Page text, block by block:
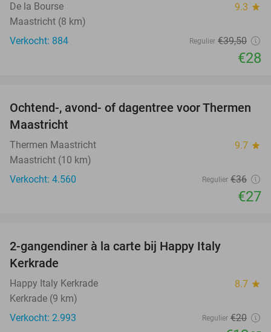
De la Bourse 9.3 star
Maastricht (8 km)
Verkocht: 884
Regulier €39,50
€28
25%
Ochtend-, avond- of dagentree voor Thermen
Maastricht
Thermen Maastricht 9.7 star
Maastricht (10 km)
Verkocht: 4.560
Regulier €36
€27
2-gangendiner à la carte bij Happy Italy
Kerkrade
Happy Italy Kerkrade 8.7 star
Kerkrade (9 km)
Verkocht: 2.993
Regulier €20